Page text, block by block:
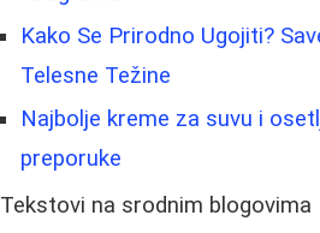
Kako Se Prirodno Ugojiti?
Telesne Težine
Najbolje kreme za suvu i
preporuke
Tekstovi na srodnim blogovima